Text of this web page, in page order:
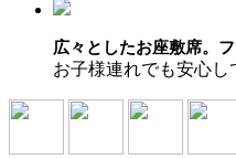
広々としたお座敷席。
お子様連れでも安心